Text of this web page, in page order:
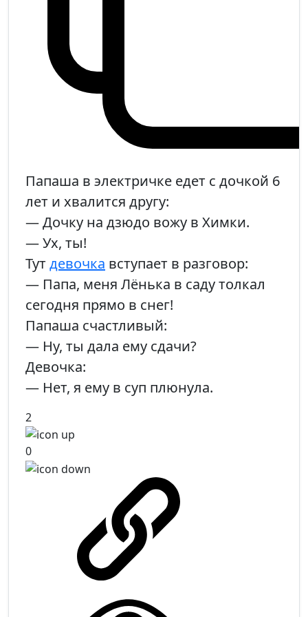
Папаша в электричке едет с дочкой 6
лет и хвалится другу:
— Дочку на дзюдо вожу в Химки.
— Ух, ты!
Тут девочка вступает в разговор:
— Папа, меня Лёнька в саду толкал
сегодня прямо в снег!
Папаша счастливый:
— Ну, ты дала ему сдачи?
Девочка:
— Нет, я ему в суп плюнула.
2
0